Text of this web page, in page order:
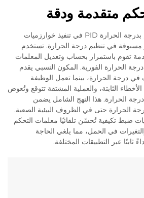
متقدمة ودقة
يتميز مصنعو أجهزة التحكم بدرجة الحرارة PID في تنفيذ خوارزميات
في تنظيم درجة الحرارة. تستخدم
تقوم باستمرار بحساب وتعديل المعلمات
الحرارة الفورية. المكون النسبي يقدم
درجة الحرارة، بينما تعمل الوظيفة
الثابتة، والعملية المشتقة تتوقع وتُعوض
الحرارة. هذا النهج الشامل يضمن
الحرارة حتى في الظروف البيئية الصعبة.
ضبط تكيفية تُحسّن تلقائيًا معلمات التحكم
في الحمل، مما يلغي الحاجة
ثابتًا عبر التطبيقات المختلفة.